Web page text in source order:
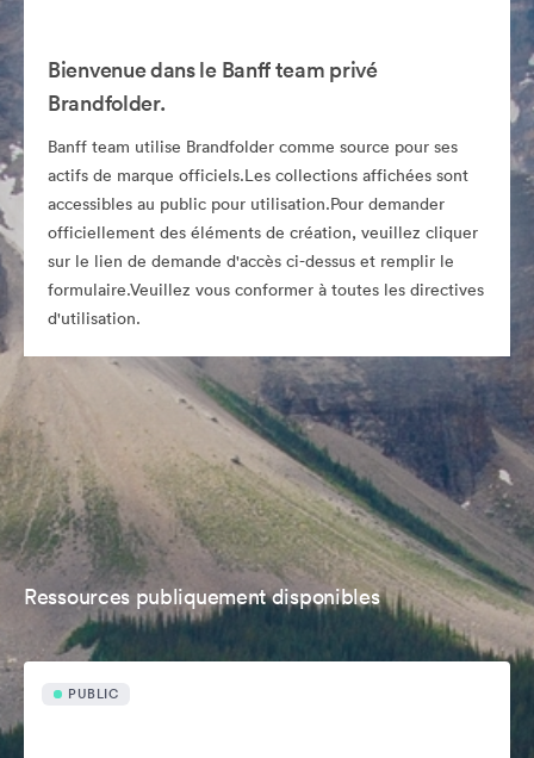
Bienvenue dans le Banff team privé
Brandfolder.
Banff team utilise Brandfolder comme source pour ses
actifs de marque officiels.Les collections affichées sont
accessibles au public pour utilisation.Pour demander
officiellement des éléments de création, veuillez cliquer
sur le lien de demande d'accès ci-dessus et remplir le
formulaire.Veuillez vous conformer à toutes les directives
d'utilisation.
Ressources publiquement disponibles
PUBLIC